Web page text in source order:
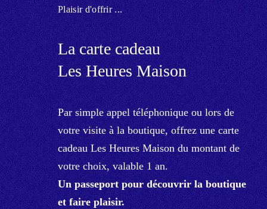
Plaisir d'offrir ...
La carte cadeau
Les Heures Maison
Par simple appel téléphonique ou lors de
votre visite à la boutique, offrez une carte
cadeau Les Heures Maison du montant de
votre choix, valable 1 an.
Un passeport pour découvrir la boutique
et faire plaisir.